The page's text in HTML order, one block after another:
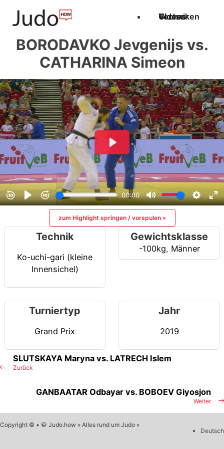
Techniken
Videos
Glossar
BORODAVKO Jevgenijs vs.
CATHARINA Simeon
zum Highlight springen / vorspulen »
Technik
Ko-uchi-gari (kleine
Innensichel)
Gewichtsklasse
-100kg, Männer
Turniertyp
Grand Prix
Jahr
2019
Zurück
SLUTSKAYA Maryna vs. LATRECH Islem
Weiter
GANBAATAR Odbayar vs. BOBOEV Giyosjon
Copyright © • 🥋 Judo.how » Alles rund um Judo «
Deutsch